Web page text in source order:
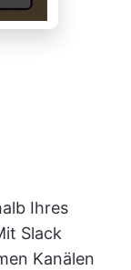
Ihres
Slack
Kanälen